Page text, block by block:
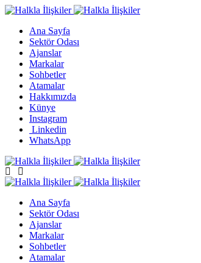
Ana Sayfa
Sektör Odası
Ajanslar
Markalar
Sohbetler
Atamalar
Hakkımızda
Künye
Instagram
Linkedin
WhatsApp
Ana Sayfa
Sektör Odası
Ajanslar
Markalar
Sohbetler
Atamalar